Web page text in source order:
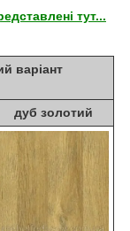
тут...
варіант
дуб золотий